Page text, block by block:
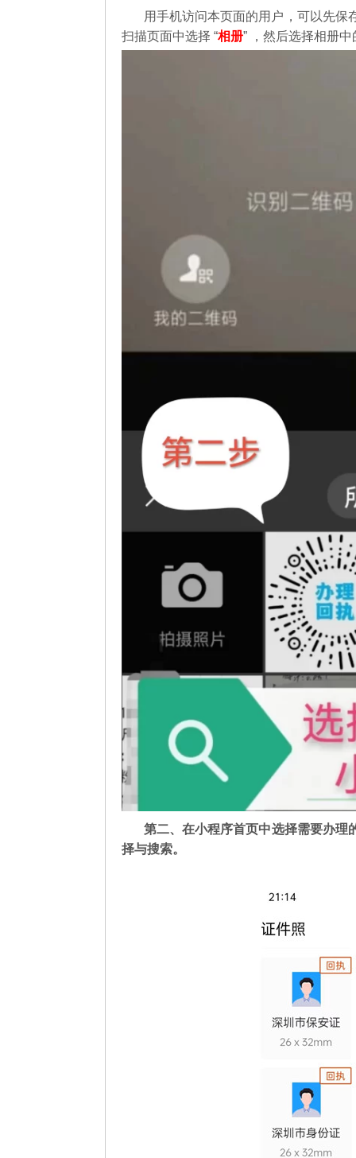
用手机访问本页面的用户，可以先保
扫描页面中选择 “相册” ，然后选择相册
第二、在小程序首页中选择需要办理
择与搜索。